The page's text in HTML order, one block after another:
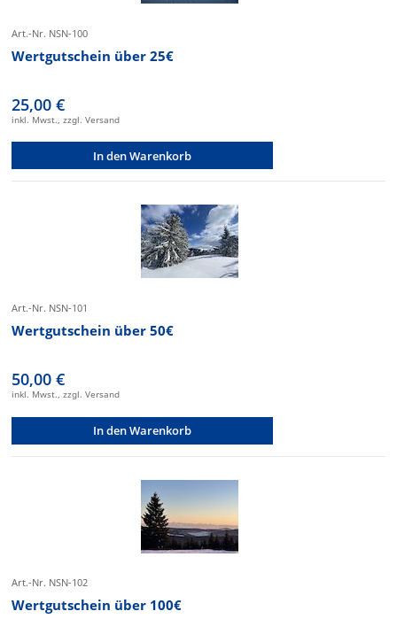
Art.-Nr. NSN-100
Wertgutschein über 25€
25,00 €
inkl. Mwst., zzgl. Versand
In den Warenkorb
Art.-Nr. NSN-101
Wertgutschein über 50€
50,00 €
inkl. Mwst., zzgl. Versand
In den Warenkorb
Art.-Nr. NSN-102
Wertgutschein über 100€